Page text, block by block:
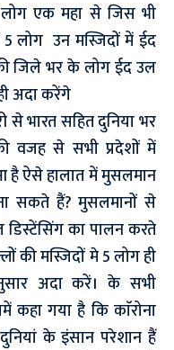
एक महा से जिस भी
लोग उन मस्जिदों में ईद
जिले भर के लोग ईद उल
अदा करेंगे
से भारत सहित दुनिया भर
वजह से सभी प्रदेशों में
है ऐसे हालात में मुसलमान
सकते हैं? मुसलमानों से
का पालन करते
की मस्जिदों मे 5 लोग ही
अदा करें। के सभी
गया है कि काॅरोना
के इंसान परेशान हैं